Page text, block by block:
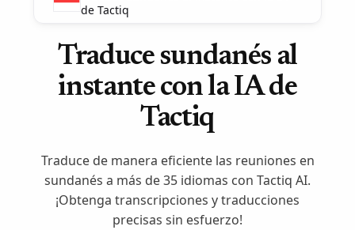
de Tactiq
Traduce sundanés al
instante con la IA de
Tactiq
Traduce de manera eficiente las reuniones en
sundanés a más de 35 idiomas con Tactiq AI.
¡Obtenga transcripciones y traducciones
precisas sin esfuerzo!